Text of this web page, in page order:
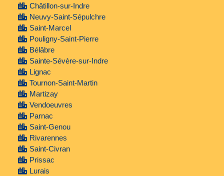
Châtillon-sur-Indre
Neuvy-Saint-Sépulchre
Saint-Marcel
Pouligny-Saint-Pierre
Bélâbre
Sainte-Sévère-sur-Indre
Lignac
Tournon-Saint-Martin
Martizay
Vendoeuvres
Parnac
Saint-Genou
Rivarennes
Saint-Civran
Prissac
Lurais